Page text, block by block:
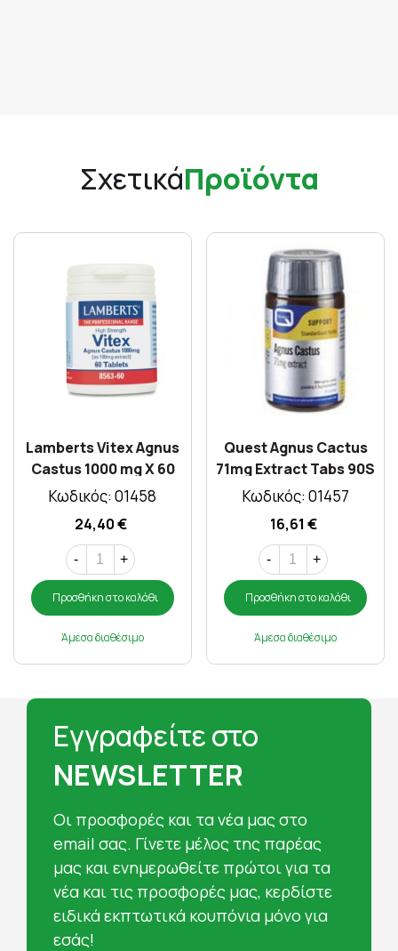
ΣχετικάΠροϊόντα
Lamberts Vitex Agnus
Castus 1000 mg X 60
Tabs
Κωδικός: 01458
24,40 €
- +
Προσθήκη στο καλάθι
Άμεσα διαθέσιμο
Quest Agnus Cactus
71mg Extract Tabs 90S
Κωδικός: 01457
16,61 €
- +
Προσθήκη στο καλάθι
Άμεσα διαθέσιμο
Εγγραφείτε στο
NEWSLETTER
Oι προσφορές και τα νέα μας στο
email σας. Γίνετε μέλος της παρέας
μας και ενημερωθείτε πρώτοι για τα
νέα και τις προσφορές μας, κερδίστε
ειδικά εκπτωτικά κουπόνια μόνο για
εσάς!